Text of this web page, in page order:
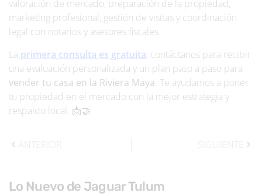
valoración de mercado, preparación de la propiedad,
marketing profesional, gestión de visitas y coordinación
legal con notarios y asesores fiscales.
La primera consulta es gratuita, contáctanos para recibir
una evaluación personalizada y un plan paso a paso para
vender tu casa en la Riviera Maya. Te ayudamos a poner
tu propiedad en el mercado con la mejor estrategia y
respaldo local. 📩🤝
ANTERIOR SIGUIENTE
Lo Nuevo de Jaguar Tulum